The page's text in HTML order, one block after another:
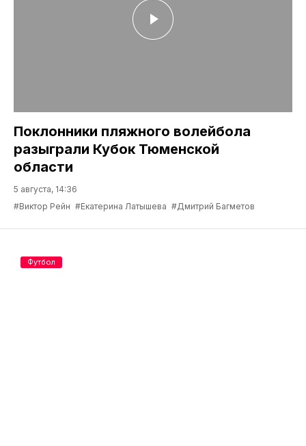
Поклонники пляжного волейбола
разыграли Кубок Тюменской
области
5 августа, 14:36
#Виктор Рейн #Екатерина Латышева #Дмитрий Багметов
Футбол